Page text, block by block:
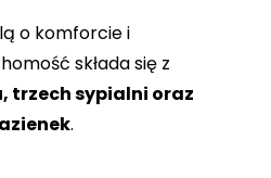
o komforcie i
składa się z
trzech sypialni oraz
.